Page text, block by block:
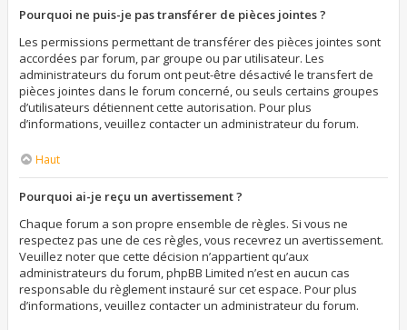
Pourquoi ne puis-je pas transférer de pièces jointes ?
Les permissions permettant de transférer des pièces jointes sont
accordées par forum, par groupe ou par utilisateur. Les
administrateurs du forum ont peut-être désactivé le transfert de
pièces jointes dans le forum concerné, ou seuls certains groupes
d’utilisateurs détiennent cette autorisation. Pour plus
d’informations, veuillez contacter un administrateur du forum.
Haut
Pourquoi ai-je reçu un avertissement ?
Chaque forum a son propre ensemble de règles. Si vous ne
respectez pas une de ces règles, vous recevrez un avertissement.
Veuillez noter que cette décision n’appartient qu’aux
administrateurs du forum, phpBB Limited n’est en aucun cas
responsable du règlement instauré sur cet espace. Pour plus
d’informations, veuillez contacter un administrateur du forum.